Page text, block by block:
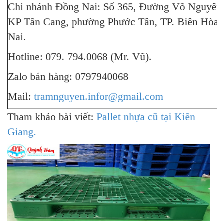
Chi nhánh Đồng Nai: Số 365, Đường Võ
KP Tân Cang, phường Phước Tân, TP. Biên
Nai.
Hotline: 079. 794.0068 (Mr. Vũ).
Zalo bán hàng: 0797940068
Mail: tramnguyen.infor@gmail.com
Tham khảo bài viết: Pallet nhựa cũ tại Kiên
Giang.